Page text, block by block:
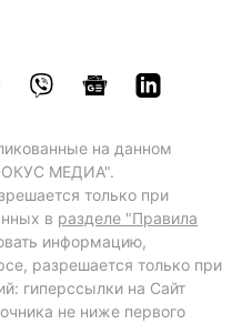
на данном
МЕДИА".
только при
в разделе "Правила
информацию,
разрешается только при
гиперссылки на Сайт
не ниже первого